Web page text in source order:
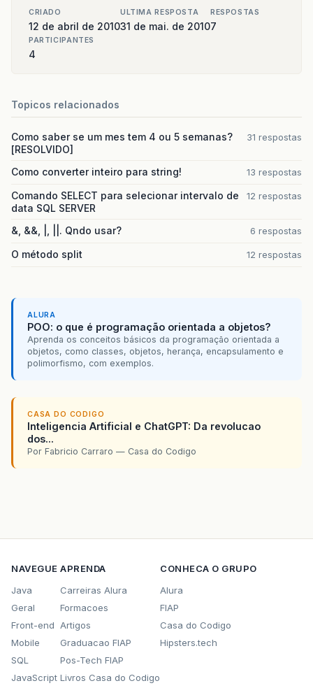
CRIADO
12 de abril de 2010
ULTIMA RESPOSTA
31 de mai. de 2010
RESPOSTAS
7
PARTICIPANTES
4
Topicos relacionados
Como saber se um mes tem 4 ou 5 semanas?
[RESOLVIDO]
31 respostas
Como converter inteiro para string! 13 respostas
Comando SELECT para selecionar intervalo de
data SQL SERVER
12 respostas
&, &&, |, ||. Qndo usar? 6 respostas
O método split 12 respostas
ALURA
POO: o que é programação orientada a objetos?
Aprenda os conceitos básicos da programação orientada a
objetos, como classes, objetos, herança, encapsulamento e
polimorfismo, com exemplos.
CASA DO CODIGO
Inteligencia Artificial e ChatGPT: Da revolucao
dos...
Por Fabricio Carraro — Casa do Codigo
NAVEGUE
Java
Geral
Front-end
Mobile
SQL
JavaScript
APRENDA
Carreiras Alura
Formacoes
Artigos
Graduacao FIAP
Pos-Tech FIAP
Livros Casa do Codigo
CONHECA O GRUPO
Alura
FIAP
Casa do Codigo
Hipsters.tech